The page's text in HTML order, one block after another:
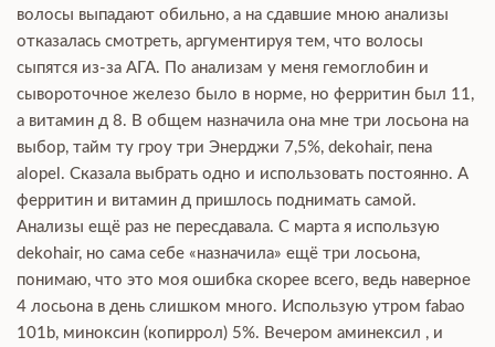
волосы выпадают обильно, а на сдавшие мною анализы
отказалась смотреть, аргументируя тем, что волосы
сыпятся из-за АГА. По анализам у меня гемоглобин и
сывороточное железо было в норме, но ферритин был 11,
а витамин д 8. В общем назначила она мне три лосьона на
выбор, тайм ту гроу три Энерджи 7,5%, dekohair, пена
alopel. Сказала выбрать одно и использовать постоянно. А
ферритин и витамин д пришлось поднимать самой.
Анализы ещё раз не пересдавала. С марта я использую
dekohair, но сама себе «назначила» ещё три лосьона,
понимаю, что это моя ошибка скорее всего, ведь наверное
4 лосьона в день слишком много. Использую утром fabao
101b, миноксин (копиррол) 5%. Вечером аминексил , и